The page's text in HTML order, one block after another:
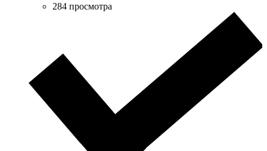
284 просмотра